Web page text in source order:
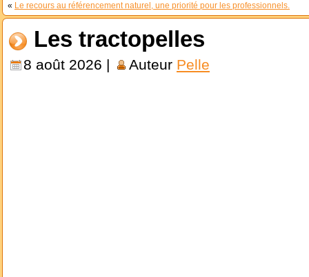
« Le recours au référencement naturel, une priorité pour les professionnels.
Les tractopelles
8 août 2026 | Auteur Pelle